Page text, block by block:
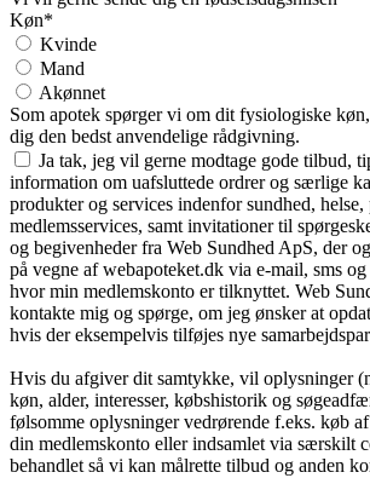
Køn*
Kvinde
Mand
Akønnet
Som apotek spørger vi om dit fysiologiske
dig den bedst anvendelige rådgivning.
Ja tak, jeg vil gerne modtage gode tilbud,
information om uafsluttede ordrer og særlige
produkter og services indenfor sundhed,
medlemsservices, samt invitationer til
og begivenheder fra Web Sundhed ApS, der
på vegne af webapoteket.dk via e-mail, sms
hvor min medlemskonto er tilknyttet. Web
kontakte mig og spørge, om jeg ønsker at
hvis der eksempelvis tilføjes nye
Hvis du afgiver dit samtykke, vil oplysninger
køn, alder, interesser, købshistorik og
følsomme oplysninger vedrørende f.eks. køb
din medlemskonto eller indsamlet via særskilt
behandlet så vi kan målrette tilbud og anden